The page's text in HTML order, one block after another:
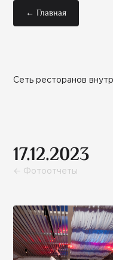
← Главная
Сеть ресторанов
17.12.2023
← Фотоотчеты